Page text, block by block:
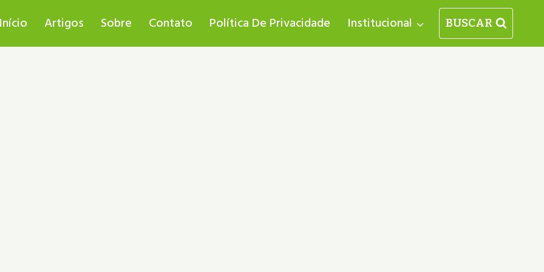
Início Artigos Sobre Contato Política De Privacidade Institucional BUSCAR